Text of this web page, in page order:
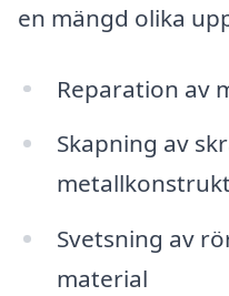
en mängd olika
Reparation av
Skapning av
Svetsning av
material